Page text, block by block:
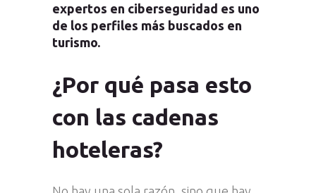
expertos en ciberseguridad es uno
de los perfiles más buscados en
turismo.
¿Por qué pasa esto
con las cadenas
hoteleras?